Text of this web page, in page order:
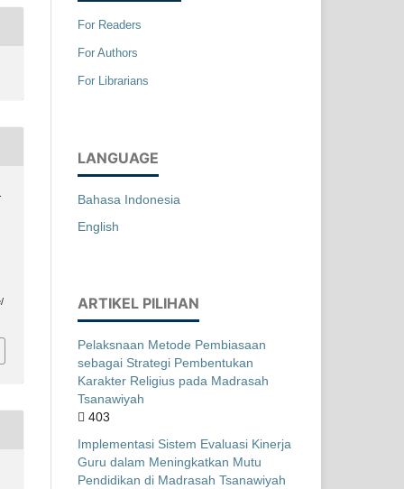
For Readers
For Authors
For Librarians
LANGUAGE
Bahasa Indonesia
English
ARTIKEL PILIHAN
Pelaksnaan Metode Pembiasaan
sebagai Strategi Pembentukan
Karakter Religius pada Madrasah
Tsanawiyah
403
Implementasi Sistem Evaluasi Kinerja
Guru dalam Meningkatkan Mutu
Pendidikan di Madrasah Tsanawiyah